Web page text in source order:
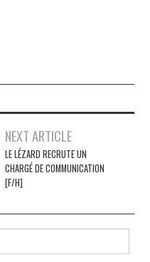
NEXT ARTICLE
LE LÉZARD RECRUTE UN
CHARGÉ DE COMMUNICATION
[F/H]